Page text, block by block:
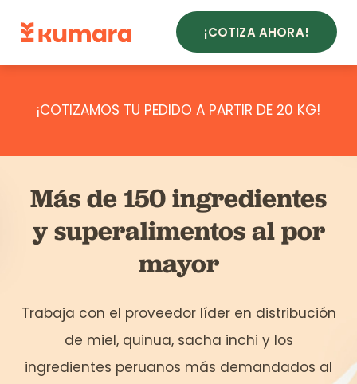
¡COTIZA AHORA!
¡COTIZAMOS TU PEDIDO A PARTIR DE 20 KG!
Más de 150 ingredientes
y superalimentos al por
mayor
Trabaja con el proveedor líder en distribución
de miel, quinua, sacha inchi y los
ingredientes peruanos más demandados al